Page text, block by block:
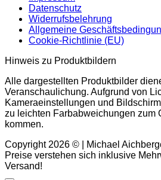
werdenDatenschutz
Widerrufsbelehrung
Allgemeine
Cookie-Richtlinie (EU)
Hinweis zu Produktbildern
Alle dargestellten Produktbilder
Veranschaulichung. Aufgrund von
Kameraeinstellungen und
zu leichten Farbabweichungen zum
kommen.
Copyright 2026 © | Michael
Preise verstehen sich inklusive
Versand!